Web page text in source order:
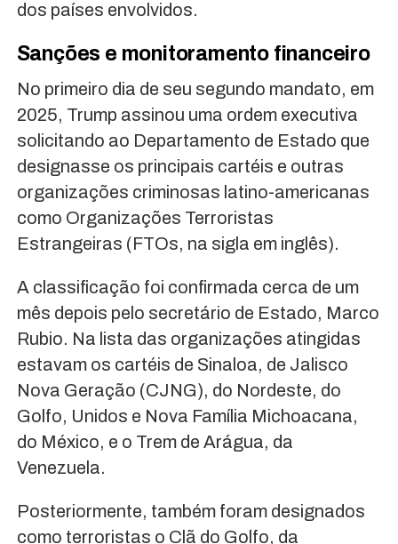
dos países envolvidos.
Sanções e monitoramento financeiro
No primeiro dia de seu segundo mandato, em
2025, Trump assinou uma ordem executiva
solicitando ao Departamento de Estado que
designasse os principais cartéis e outras
organizações criminosas latino-americanas
como Organizações Terroristas
Estrangeiras (FTOs, na sigla em inglês).
A classificação foi confirmada cerca de um
mês depois pelo secretário de Estado, Marco
Rubio. Na lista das organizações atingidas
estavam os cartéis de Sinaloa, de Jalisco
Nova Geração (CJNG), do Nordeste, do
Golfo, Unidos e Nova Família Michoacana,
do México, e o Trem de Arágua, da
Venezuela.
Posteriormente, também foram designados
como terroristas o Clã do Golfo, da